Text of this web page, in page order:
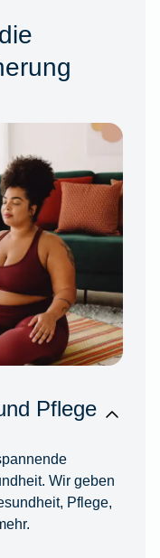
Pflege
Wir geben
Pflege,